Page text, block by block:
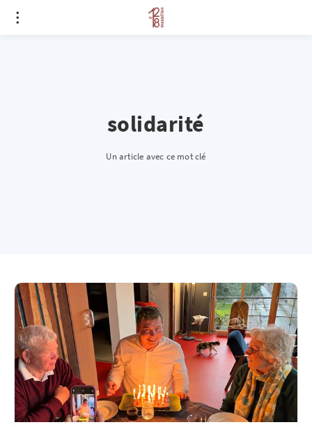
solidarité
Un article avec ce mot clé